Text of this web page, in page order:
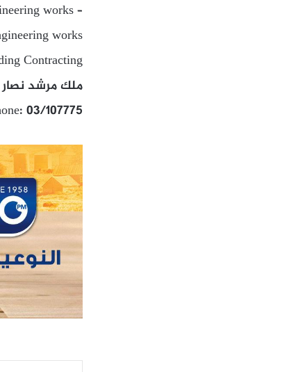
works –
works
Contracting
ملك مرشد نصار
03/107775